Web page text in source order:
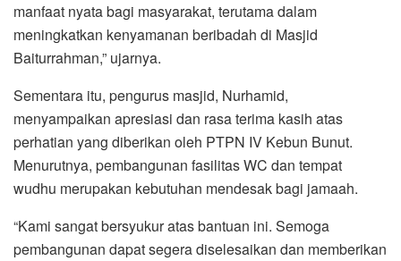
manfaat nyata bagi masyarakat, terutama dalam
meningkatkan kenyamanan beribadah di Masjid
Baiturrahman,” ujarnya.
Sementara itu, pengurus masjid, Nurhamid,
menyampaikan apresiasi dan rasa terima kasih atas
perhatian yang diberikan oleh PTPN IV Kebun Bunut.
Menurutnya, pembangunan fasilitas WC dan tempat
wudhu merupakan kebutuhan mendesak bagi jamaah.
“Kami sangat bersyukur atas bantuan ini. Semoga
pembangunan dapat segera diselesaikan dan memberikan